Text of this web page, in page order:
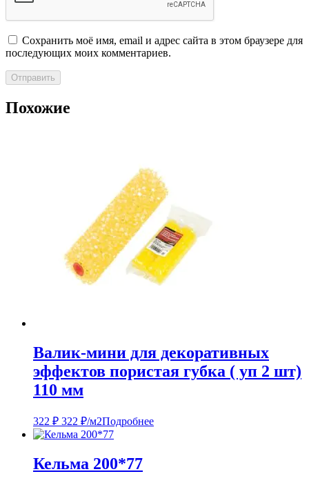
Сохранить моё имя, email и адрес сайта в этом браузере для
последующих моих комментариев.
Похожие
Валик-мини для декоративных
эффектов пористая губка ( уп 2 шт)
110 мм
322 ₽ 322 ₽/м2Подробнее
Кельма 200*77